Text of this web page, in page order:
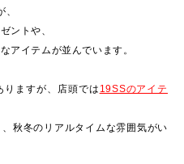
ントや、
アイテムが並んでいます。
りますが、店頭では 19SSのアイテ
秋冬のリアルタイムな雰囲気がい